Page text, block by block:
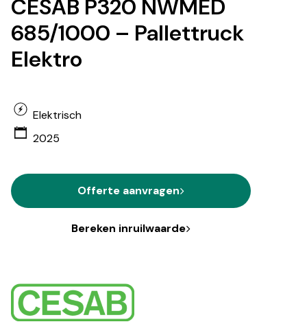
CESAB P320 NWMED
685/1000 – Pallettruck
Elektro
Elektrisch
2025
Offerte aanvragen
Bereken inruilwaarde